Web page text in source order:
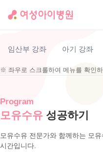
임산부 강좌 아기 강좌
※ 좌우로 스크롤하여 메뉴를 확인
Program
모유수유 성공하기
모유수유 전문가와 함께하는 모
시간입니다.